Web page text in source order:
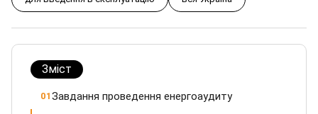
Зміст
01 Завдання проведення енергоаудиту